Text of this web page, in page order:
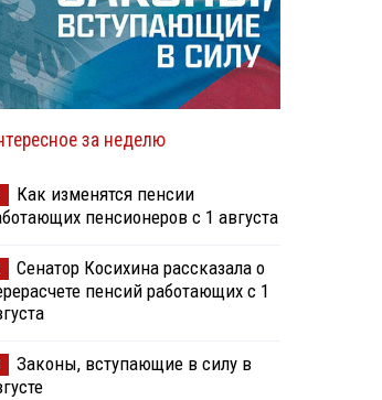
за неделю
Как изменятся пенсии
пенсионеров с 1 августа
Сенатор Косихина рассказала о
пенсий работающих с 1
Законы, вступающие в силу в